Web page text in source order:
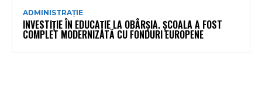
ADMINISTRAȚIE
INVESTIȚIE ÎN EDUCAȚIE LA OBÂRȘIA. ȘCOALA A FOST
COMPLET MODERNIZATĂ CU FONDURI EUROPENE